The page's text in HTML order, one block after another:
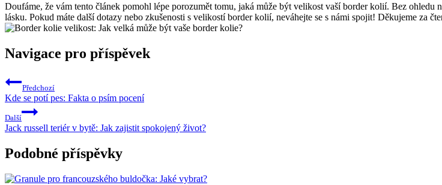
Doufáme, že vám tento článek pomohl lépe porozumět tomu, jaká může být velikost vaší border kolií. Bez ohledu
lásku. Pokud máte další dotazy nebo zkušenosti s velikostí border kolií, neváhejte se s námi spojit! Děkujeme za
Navigace pro příspěvek
Předchozí
Kde se potí pes: Fakta o psím pocení
Další
Jack russell teriér v bytě: Jak zajistit spokojený život?
Podobné příspěvky